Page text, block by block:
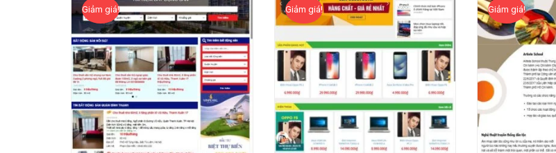
Giảm giá! Giảm giá! Giảm giá!